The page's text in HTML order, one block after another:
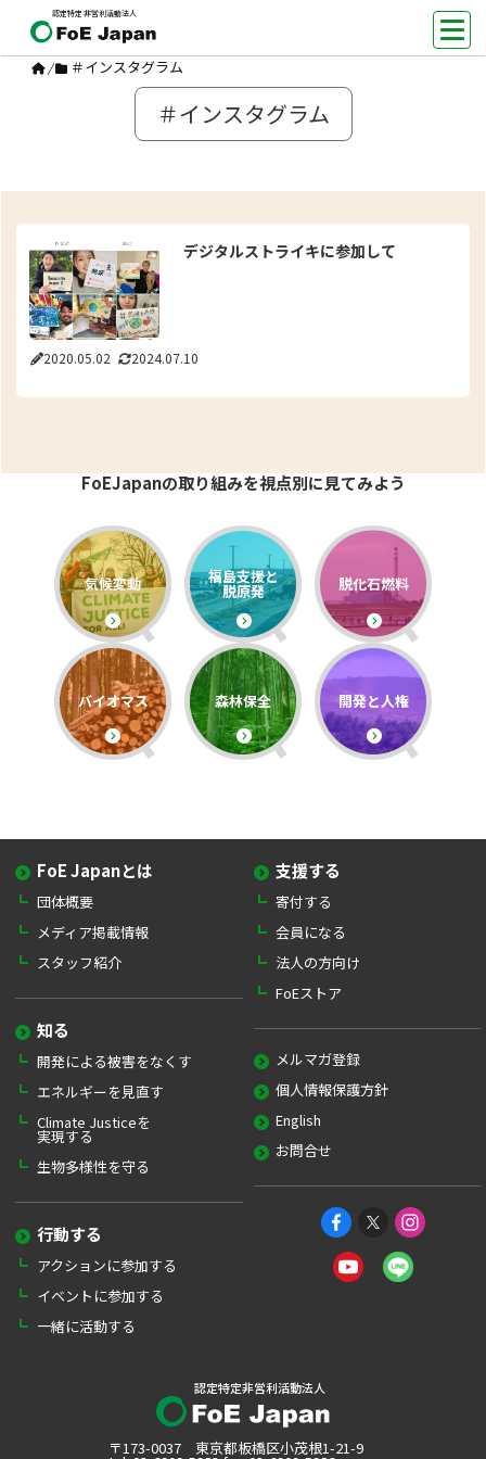
認定特定非営利活動法人
/ ＃インスタグラム
＃インスタグラム
2020.05.02 2024.07.10
デジタルストライキに参加して
FoEJapanの取り組みを視点別に見てみよう
気候変動 福島支援と
脱原発 脱化石燃料
バイオマス 森林保全 開発と人権
FoE Japanとは
団体概要
メディア掲載情報
スタッフ紹介
知る
開発による被害をなくす
エネルギーを見直す
Climate Justiceを
実現する
生物多様性を守る
行動する
アクションに参加する
イベントに参加する
一緒に活動する
支援する
寄付する
会員になる
法人の方向け
FoEストア
メルマガ登録
個人情報保護方針
English
お問合せ
認定特定非営利活動法人
〒173-0037 東京都板橋区小茂根1-21-9